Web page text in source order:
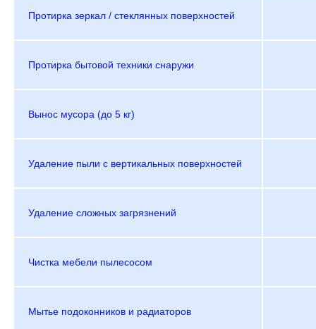
Протирка зеркал / стеклянных поверхностей
Протирка бытовой техники снаружи
Вынос мусора (до 5 кг)
Удаление пыли с вертикальных поверхностей
Удаление сложных загрязнений
Чистка мебели пылесосом
Мытье подоконников и радиаторов